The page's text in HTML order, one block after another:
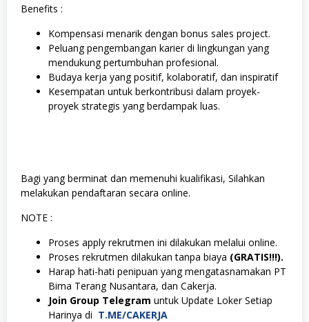
Benefits :
Kompensasi menarik dengan bonus sales project.
Peluang pengembangan karier di lingkungan yang
mendukung pertumbuhan profesional.
Budaya kerja yang positif, kolaboratif, dan inspiratif
Kesempatan untuk berkontribusi dalam proyek-
proyek strategis yang berdampak luas.
Bagi yang berminat dan memenuhi kualifikasi, Silahkan
melakukan pendaftaran secara online.
NOTE :
Proses apply rekrutmen ini dilakukan melalui online.
Proses rekrutmen dilakukan tanpa biaya (GRATIS!!!).
Harap hati-hati penipuan yang mengatasnamakan PT
Bima Terang Nusantara, dan Cakerja.
Join Group Telegram untuk Update Loker Setiap
Harinya di T.ME/CAKERJA